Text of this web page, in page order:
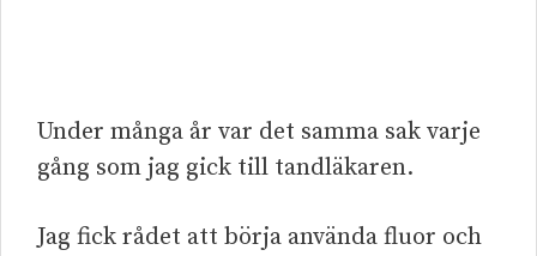
Under många år var det samma sak varje
gång som jag gick till tandläkaren.
Jag fick rådet att börja använda fluor och